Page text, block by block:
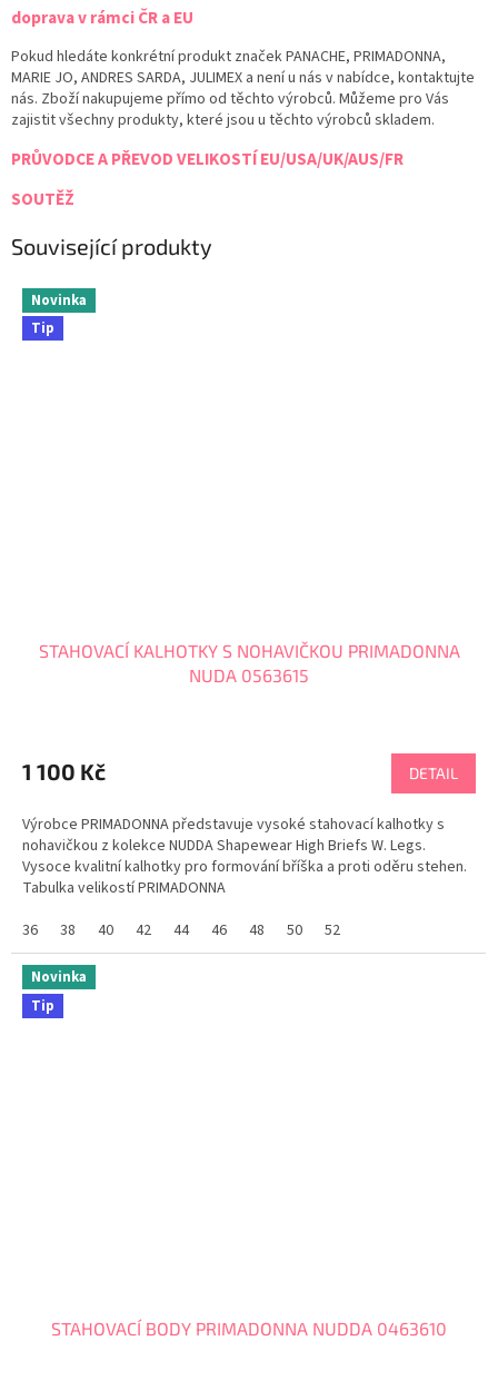
doprava v rámci ČR a EU
Pokud hledáte konkrétní produkt značek PANACHE, PRIMADONNA,
MARIE JO, ANDRES SARDA, JULIMEX a není u nás v nabídce, kontaktujte
nás. Zboží nakupujeme přímo od těchto výrobců. Můžeme pro Vás
zajistit všechny produkty, které jsou u těchto výrobců skladem.
PRŮVODCE A PŘEVOD VELIKOSTÍ EU/USA/UK/AUS/FR
SOUTĚŽ
Související produkty
Novinka
Tip
STAHOVACÍ KALHOTKY S NOHAVIČKOU PRIMADONNA
NUDA 0563615
1 100 Kč DETAIL
Výrobce PRIMADONNA představuje vysoké stahovací kalhotky s
nohavičkou z kolekce NUDDA Shapewear High Briefs W. Legs.
Vysoce kvalitní kalhotky pro formování bříška a proti oděru stehen.
Tabulka velikostí PRIMADONNA
36
38 40 42 44 46 48 50 52
Novinka
Tip
STAHOVACÍ BODY PRIMADONNA NUDDA 0463610